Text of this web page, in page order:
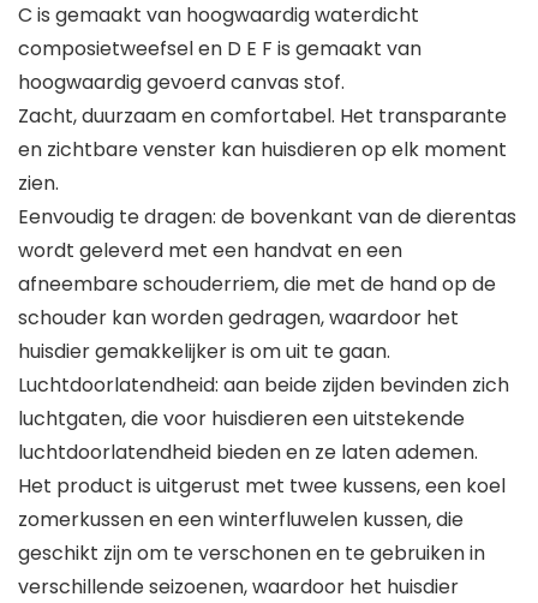
C is gemaakt van hoogwaardig waterdicht
composietweefsel en D E F is gemaakt van
hoogwaardig gevoerd canvas stof.
Zacht, duurzaam en comfortabel. Het transparante
en zichtbare venster kan huisdieren op elk moment
zien.
Eenvoudig te dragen: de bovenkant van de dierentas
wordt geleverd met een handvat en een
afneembare schouderriem, die met de hand op de
schouder kan worden gedragen, waardoor het
huisdier gemakkelijker is om uit te gaan.
Luchtdoorlatendheid: aan beide zijden bevinden zich
luchtgaten, die voor huisdieren een uitstekende
luchtdoorlatendheid bieden en ze laten ademen.
Het product is uitgerust met twee kussens, een koel
zomerkussen en een winterfluwelen kussen, die
geschikt zijn om te verschonen en te gebruiken in
verschillende seizoenen, waardoor het huisdier